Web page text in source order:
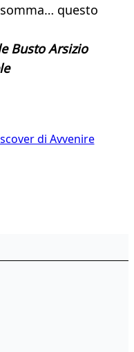
questo
Busto Arsizio
di Avvenire